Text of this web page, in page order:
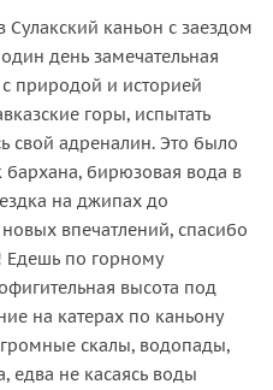
каньон с заездом
день замечательная
природой и историей
горы, испытать
свой адреналин. Это было
бирюзовая вода в
на джипах до
впечатлений, спасибо
Едешь по горному
высота под
на катерах по каньону
скалы, водопады,
едва не касаясь воды